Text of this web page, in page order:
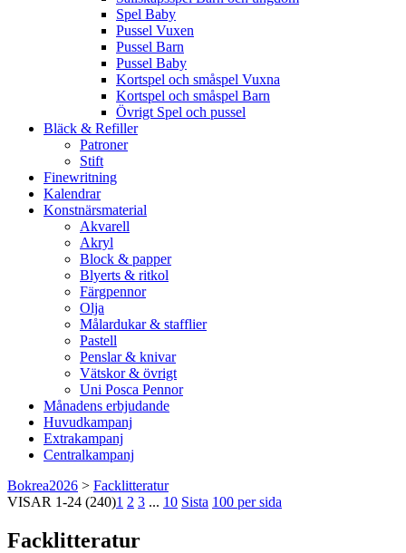
Spel Baby
Pussel Vuxen
Pussel Barn
Pussel Baby
Kortspel och småspel Vuxna
Kortspel och småspel Barn
Övrigt Spel och pussel
Bläck & Refiller
Patroner
Stift
Finewritning
Kalendrar
Konstnärsmaterial
Akvarell
Akryl
Block & papper
Blyerts & ritkol
Färgpennor
Olja
Målardukar & stafflier
Pastell
Penslar & knivar
Vätskor & övrigt
Uni Posca Pennor
Månadens erbjudande
Huvudkampanj
Extrakampanj
Centralkampanj
Bokrea2026 > Facklitteratur
VISAR 1-24 (240)1 2 3 ... 10 Sista 100 per sida
Facklitteratur